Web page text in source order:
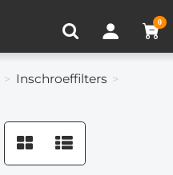
0
Inschroeffilters